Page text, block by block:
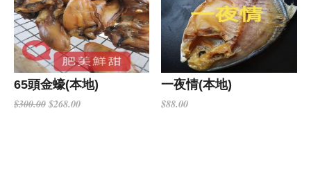
65頭金蠔(本地)
$300.00$268.00
一夜情(本地)
$88.00